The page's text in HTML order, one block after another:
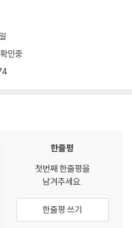
인중
한줄평
첫번째 한줄평을
남겨주세요.
한줄평 쓰기